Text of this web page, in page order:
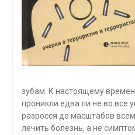
зубам. К настоящему
проникли едва ли не во все
разросся до масштабов
лечить болезнь, а не